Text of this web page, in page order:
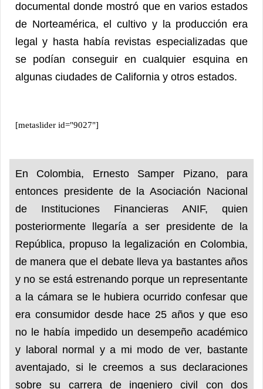
documental donde mostró que en varios estados
de Norteamérica, el cultivo y la producción era
legal y hasta había revistas especializadas que
se podían conseguir en cualquier esquina en
algunas ciudades de California y otros estados.
[metaslider id="9027"]
En Colombia, Ernesto Samper Pizano, para
entonces presidente de la Asociación Nacional
de Instituciones Financieras ANIF, quien
posteriormente llegaría a ser presidente de la
República, propuso la legalización en Colombia,
de manera que el debate lleva ya bastantes años
y no se está estrenando porque un representante
a la cámara se le hubiera ocurrido confesar que
era consumidor desde hace 25 años y que eso
no le había impedido un desempeño académico
y laboral normal y a mi modo de ver, bastante
aventajado, si le creemos a sus declaraciones
sobre su carrera de ingeniero civil con dos